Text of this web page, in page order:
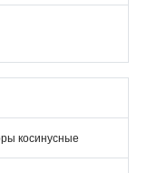
косинусные